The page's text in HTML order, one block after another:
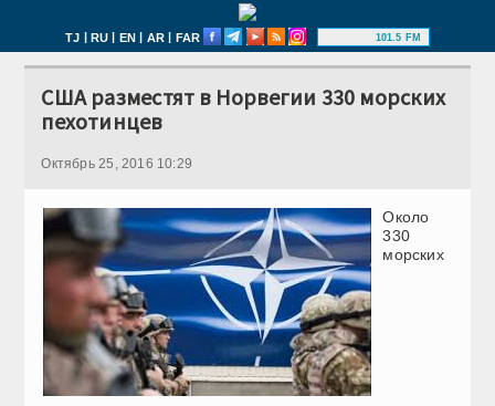
TJ | RU | EN | AR | FAR 101.5 FM
США разместят в Норвегии 330 морских
пехотинцев
Октябрь 25, 2016 10:29
Около
330
морских